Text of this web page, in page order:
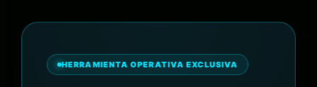
HERRAMIENTA OPERATIVA EXCLUSIVA